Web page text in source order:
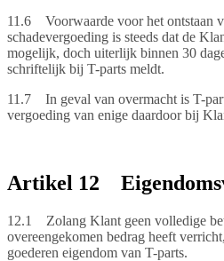
11.6 Voorwaarde voor het ontstaan
schadevergoeding is steeds dat de
mogelijk, doch uiterlijk binnen 30
schriftelijk bij T-parts meldt.
11.7 In geval van overmacht is T-
vergoeding van enige daardoor bij
Artikel 12
12.1 Zolang Klant geen volledige
overeengekomen bedrag heeft
goederen eigendom van T-parts.